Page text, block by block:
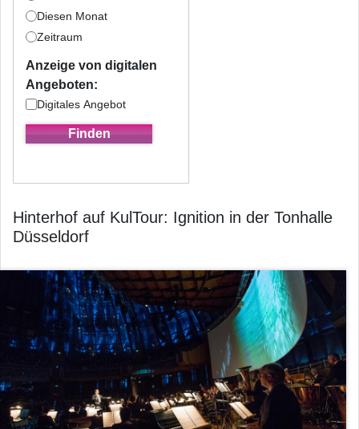
Diesen Monat
Zeitraum
Anzeige von digitalen
Angeboten:
Digitales Angebot
Hinterhof auf KulTour: Ignition in der Tonhalle
Düsseldorf